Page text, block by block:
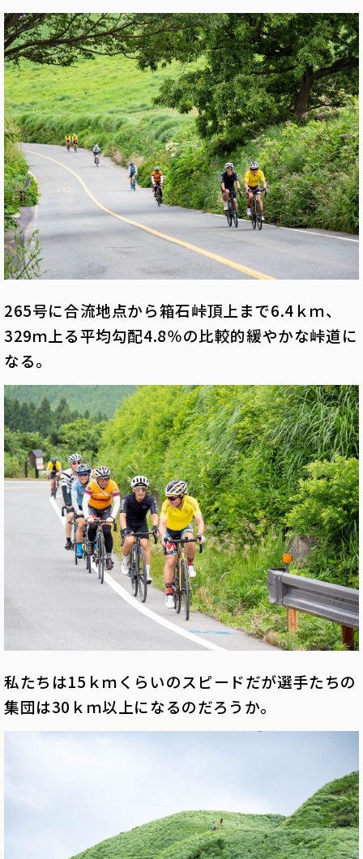
265号に合流地点から箱石峠頂上まで6.4ｋｍ、
329ｍ上る平均勾配4.8％の比較的緩やかな峠道に
なる。
私たちは15ｋｍくらいのスピードだが選手たちの
集団は30ｋｍ以上になるのだろうか。